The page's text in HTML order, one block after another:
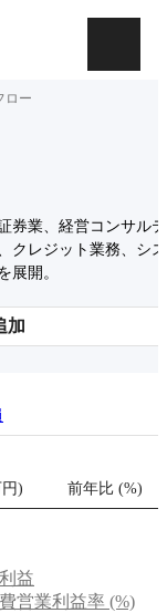
ロー
券業、経営コンサル
クレジット業務、シ
展開。
加
) 前年比 (%)
益
営業利益率 (%)